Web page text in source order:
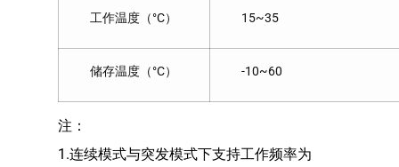
工作温度（°C） 15~35
储存温度（°C） -10~60
注：
1.连续模式与突发模式下支持工作频率为